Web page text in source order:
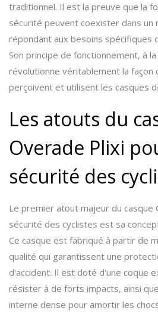
traditionnel. Il est la preuve que la
sécurité peuvent coexister dans
répondant aux besoins spécifiques
Son principe de fonctionnement, à
révolutionne véritablement la façon
perçoivent et utilisent les casques
Les atouts du
Overade Plixi
sécurité des
Le premier atout majeur du casque
sécurité des cyclistes est sa
Ce casque est fabriqué à partir de
qualité qui garantissent une
d'accident. Il est doté d'une coque
résister à de forts impacts, ainsi
interne dense pour amortir les